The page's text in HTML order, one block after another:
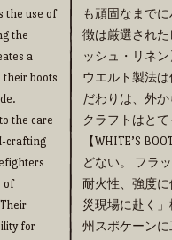
the use of
the
a
their boots
the care
crafting
of
for
も頑固なまでに
徴は厳選され
ッシュ・リネ
ウエルト製法
だわりは、外
クラフトはと
【WHITE’S
どない。 フラ
耐火性、強度
災現場に赴く
州スポケーン